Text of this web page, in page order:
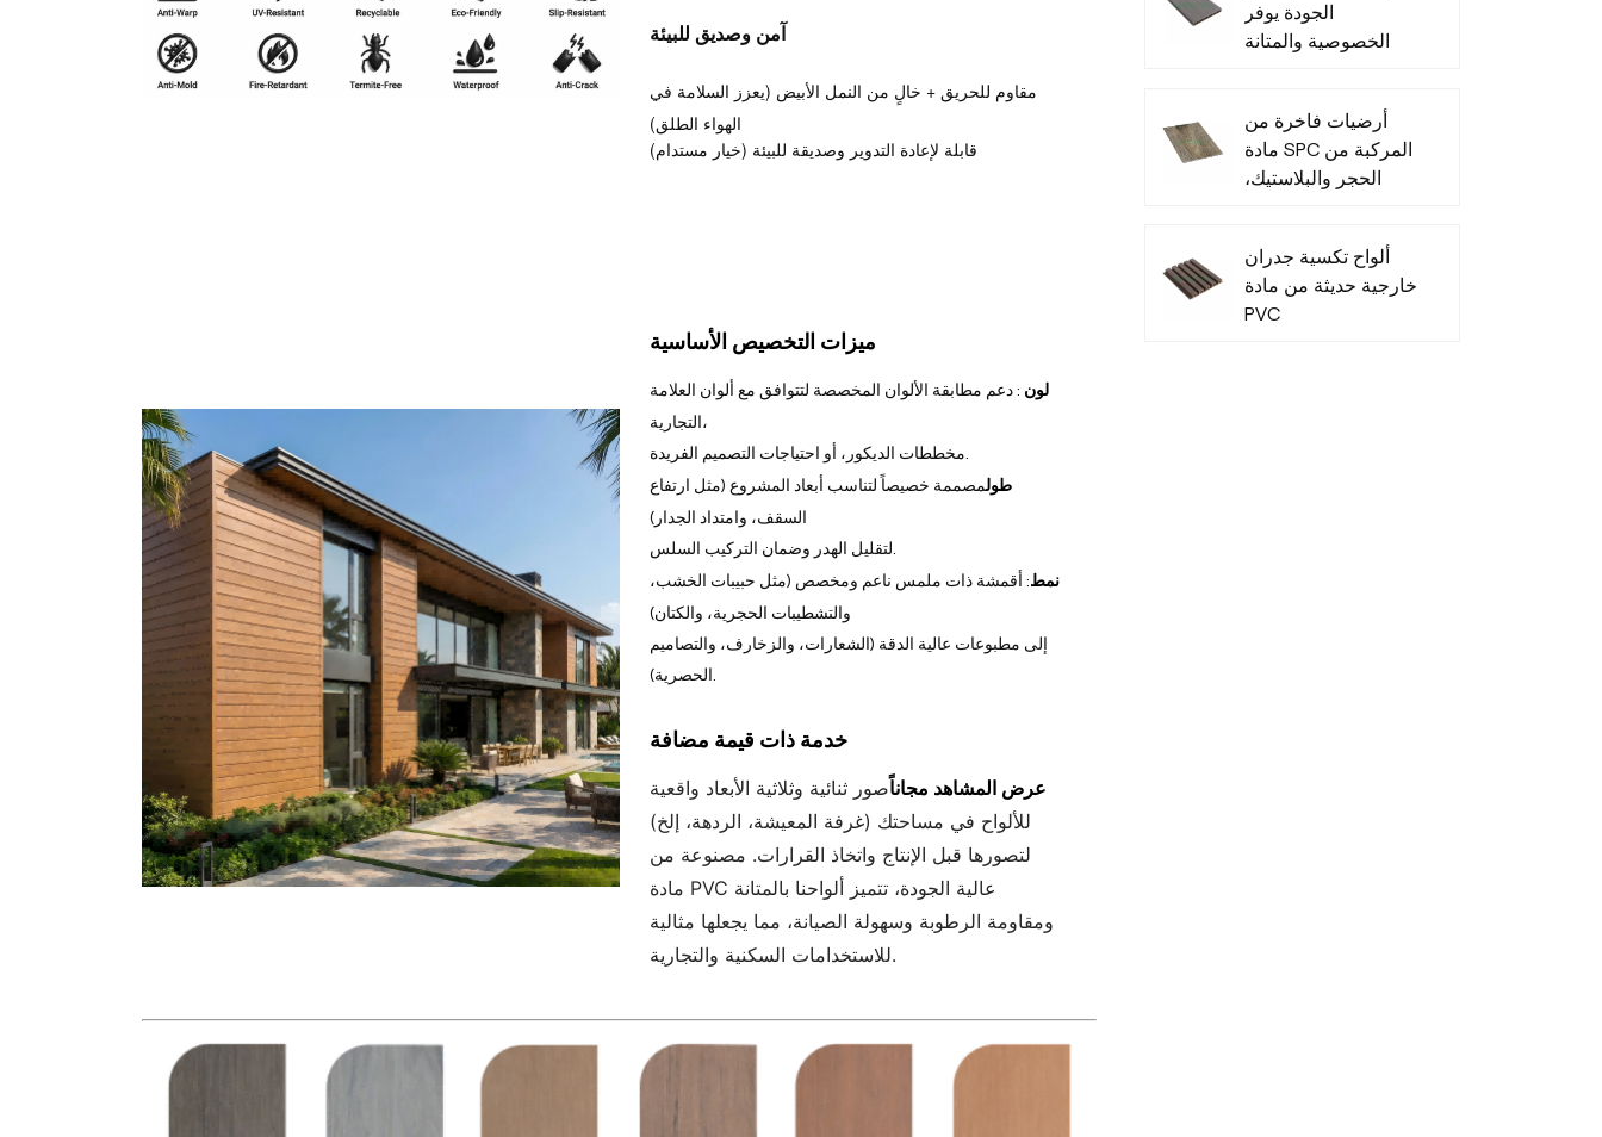
آمن وصديق للبيئة
مقاوم للحريق + خالٍ من النمل الأبيض (يعزز السلامة في
الهواء الطلق)
قابلة لإعادة التدوير وصديقة للبيئة (خيار مستدام)
ميزات التخصيص الأساسية
لون : دعم مطابقة الألوان المخصصة لتتوافق مع ألوان العلامة
التجارية،
طولمصممة خصيصاً لتناسب أبعاد المشروع (مثل ارتفاع
السقف، وامتداد الجدار)
نمط: أقمشة ذات ملمس ناعم ومخصص (مثل حبيبات الخشب،
والتشطيبات الحجرية، والكتان)
إلى مطبوعات عالية الدقة (الشعارات، والزخارف، والتصاميم
خدمة ذات قيمة مضافة
عرض المشاهد مجاناًصور ثنائية وثلاثية الأبعاد واقعية
للألواح في مساحتك (غرفة المعيشة، الردهة، إلخ)
لتصورها قبل الإنتاج واتخاذ القرارات. مصنوعة من
مادة PVC عالية الجودة، تتميز ألواحنا بالمتانة
ومقاومة الرطوبة وسهولة الصيانة، مما يجعلها مثالية
للاستخدامات السكنية والتجارية.
الجودة يوفر
الخصوصية والمتانة
أرضيات فاخرة من
مادة SPC المركبة من
الحجر والبلاستيك،
ألواح تكسية جدران
خارجية حديثة من مادة
PVC